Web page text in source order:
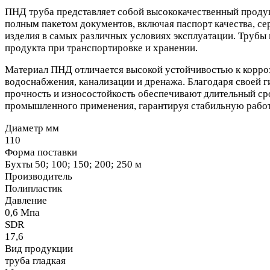
ПНД труба представляет собой высококачественный
полным пакетом документов, включая паспорт качества,
изделия в самых различных условиях эксплуатации.
продукта при транспортировке и хранении.
Материал ПНД отличается высокой устойчивостью к
водоснабжения, канализации и дренажа. Благодаря своей
прочность и износостойкость обеспечивают длительный
промышленного применения, гарантируя стабильную
Диаметр мм
110
Форма поставки
Бухты 50; 100; 150; 200; 250 м
Производитель
Полипластик
Давление
0,6 Мпа
SDR
17,6
Вид продукции
труба гладкая